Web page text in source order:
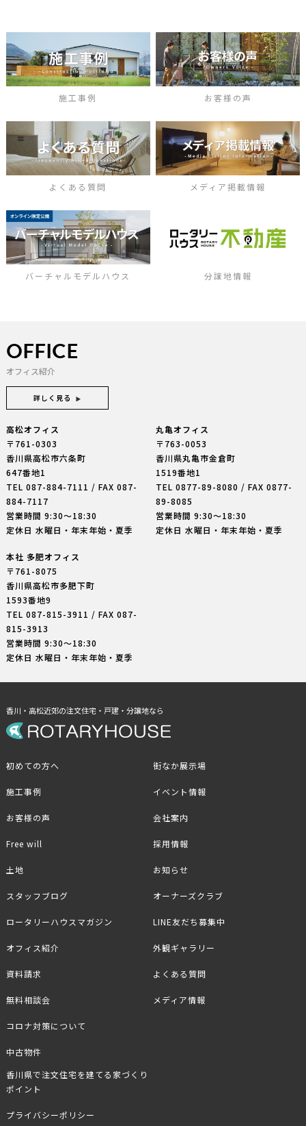
施工事例 お客様の声
よくある質問 メディア掲載情報
バーチャルモデルハウス 分譲地情報
OFFICE
オフィス紹介
詳しく見る
高松オフィス
〒761-0303
香川県高松市六条町
647番地1
TEL 087-884-7111 / FAX 087-
884-7117
営業時間 9:30〜18:30
定休日 水曜日・年末年始・夏季
丸亀オフィス
〒763-0053
香川県丸亀市金倉町
1519番地1
TEL0877-89-8080 / FAX 0877-
89-8085
営業時間 9:30〜18:30
定休日 水曜日・年末年始・夏季
本社 多肥オフィス
〒761-8075
香川県高松市多肥下町
1593番地9
TEL 087-815-3911 / FAX 087-
815-3913
営業時間 9:30〜18:30
定休日 水曜日・年末年始・夏季
香川・高松近郊の注文住宅・戸建・分譲地なら
初めての方へ
施工事例
お客様の声
Free will
土地
街なか展示場
イベント情報
会社案内
採用情報
お知らせ
スタッフブログ
ロータリーハウスマガジン
オフィス紹介
資料請求
無料相談会
オーナーズクラブ
LINE友だち募集中
外観ギャラリー
よくある質問
メディア情報
コロナ対策について
中古物件
香川県で注文住宅を建てる家づくり
ポイント
プライバシーポリシー